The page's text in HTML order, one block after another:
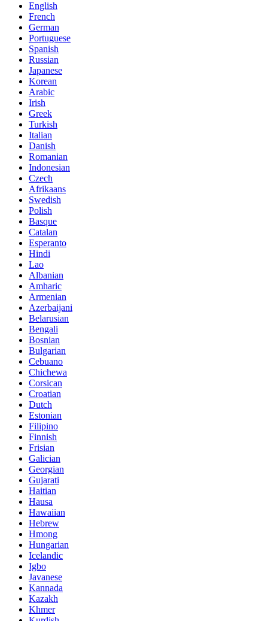
English
French
German
Portuguese
Spanish
Russian
Japanese
Korean
Arabic
Irish
Greek
Turkish
Italian
Danish
Romanian
Indonesian
Czech
Afrikaans
Swedish
Polish
Basque
Catalan
Esperanto
Hindi
Lao
Albanian
Amharic
Armenian
Azerbaijani
Belarusian
Bengali
Bosnian
Bulgarian
Cebuano
Chichewa
Corsican
Croatian
Dutch
Estonian
Filipino
Finnish
Frisian
Galician
Georgian
Gujarati
Haitian
Hausa
Hawaiian
Hebrew
Hmong
Hungarian
Icelandic
Igbo
Javanese
Kannada
Kazakh
Khmer